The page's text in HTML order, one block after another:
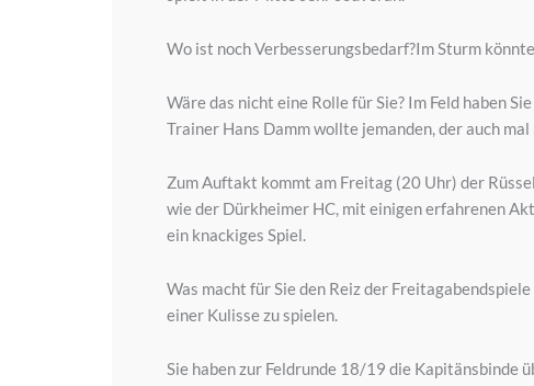
Wo ist noch Verbesserungsbedarf?Im Sturm
Wäre das nicht eine Rolle für Sie? Im Feld haben
Trainer Hans Damm wollte jemanden, der auch
Zum Auftakt kommt am Freitag (20 Uhr) der
wie der Dürkheimer HC, mit einigen erfahrenen
ein knackiges Spiel.
Was macht für Sie den Reiz der
einer Kulisse zu spielen.
Sie haben zur Feldrunde 18/19 die Kapitänsbinde